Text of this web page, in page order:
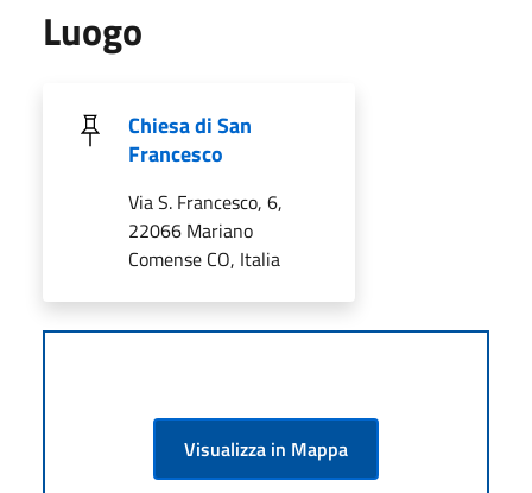
Luogo
Chiesa di San
Francesco
Via S. Francesco, 6,
22066 Mariano
Comense CO, Italia
Visualizza in Mappa